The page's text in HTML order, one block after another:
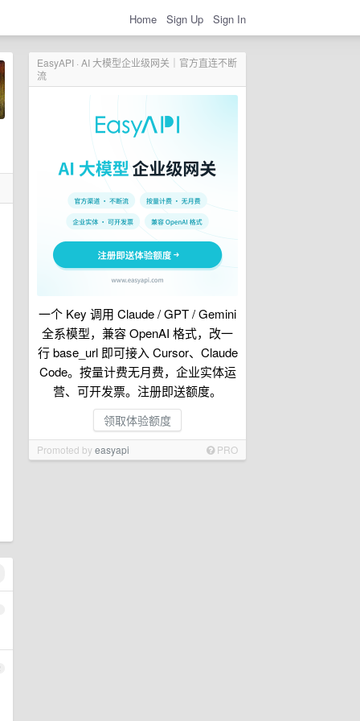
Home Sign Up Sign In
EasyAPI · AI 大模型企业级网关｜官方直连不断
流
一个 Key 调用 Claude / GPT / Gemini
全系模型，兼容 OpenAI 格式，改一
行 base_url 即可接入 Cursor、Claude
Code。按量计费无月费，企业实体运
营、可开发票。注册即送额度。
领取体验额度
Promoted byeasyapi PRO